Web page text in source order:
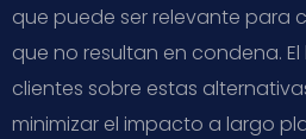
que puede ser relevante para
que no resultan en condena.
clientes sobre estas
minimizar el impacto a largo